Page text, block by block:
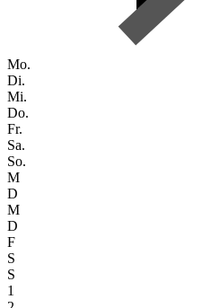
Mo.
Di.
Mi.
Do.
Fr.
Sa.
So.
M
D
M
D
F
S
S
1